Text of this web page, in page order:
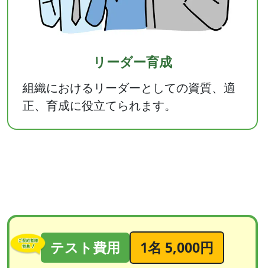
リーダー育成
組織におけるリーダーとしての資質、適
正、育成に役立てられます。
テスト費用 1名 5,000円